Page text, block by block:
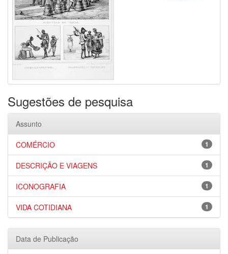
Sugestões de pesquisa
Assunto
1
COMÉRCIO
1
DESCRIÇÃO E VIAGENS
1
ICONOGRAFIA
1
VIDA COTIDIANA
Data de Publicação